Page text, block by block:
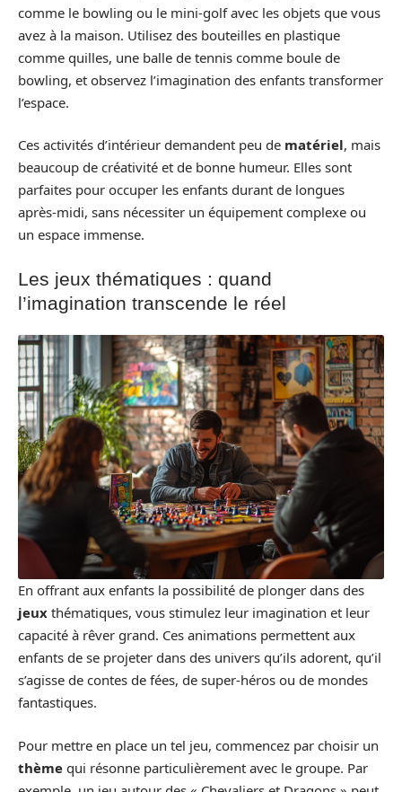
comme le bowling ou le mini-golf avec les objets que vous
avez à la maison. Utilisez des bouteilles en plastique
comme quilles, une balle de tennis comme boule de
bowling, et observez l’imagination des enfants transformer
l’espace.
Ces activités d’intérieur demandent peu de matériel, mais
beaucoup de créativité et de bonne humeur. Elles sont
parfaites pour occuper les enfants durant de longues
après-midi, sans nécessiter un équipement complexe ou
un espace immense.
Les jeux thématiques : quand
l’imagination transcende le réel
En offrant aux enfants la possibilité de plonger dans des
jeux thématiques, vous stimulez leur imagination et leur
capacité à rêver grand. Ces animations permettent aux
enfants de se projeter dans des univers qu’ils adorent, qu’il
s’agisse de contes de fées, de super-héros ou de mondes
fantastiques.
Pour mettre en place un tel jeu, commencez par choisir un
thème qui résonne particulièrement avec le groupe. Par